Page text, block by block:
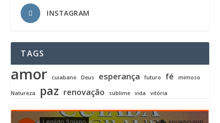
INSTAGRAM
TAGS
amor cuiabano Deus esperança futuro fé mimoso
Natureza paz renovação sublime vida vitória